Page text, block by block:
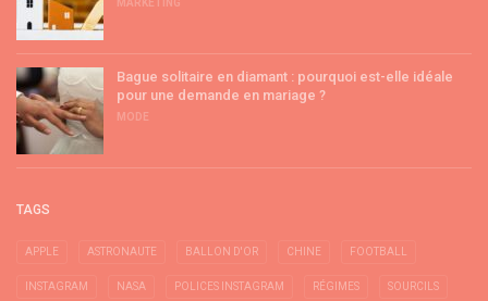
MARKETING
Bague solitaire en diamant : pourquoi est-elle idéale
pour une demande en mariage ?
MODE
TAGS
APPLE ASTRONAUTE BALLON D'OR CHINE FOOTBALL
INSTAGRAM NASA POLICES INSTAGRAM RÉGIMES SOURCILS